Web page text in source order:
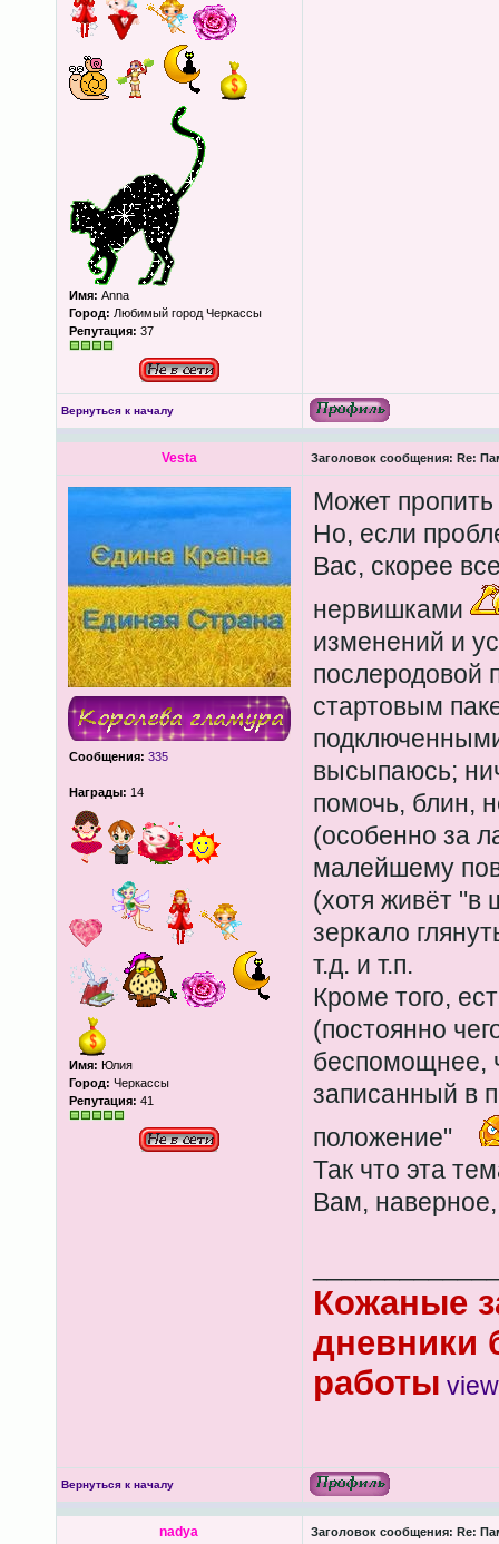
Имя: Anna
Город: Любимый город Черкассы
Репутация: 37
Вернуться к началу
Vesta Заголовок сообщения: Re:
Сообщения: 335
Награды: 14
Имя: Юлия
Город: Черкассы
Репутация: 41
Может
Но, если
Вас, скорее
нервишками
изменений и
послеродовой
стартовым
высыпаюсь;
помочь, блин,
(особенно за
малейшему
(хотя живёт "в
зеркало
т.д. и т.п.
Кроме того,
(постоянно
беспомощнее,
записанный в
положение"
Так что эта
Вам,
Кожаные
дневники
работы
Вернуться к началу
nadya Заголовок сообщения: Re: